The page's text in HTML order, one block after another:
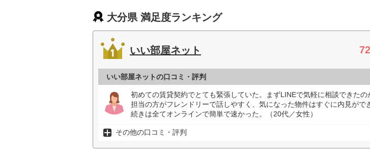
大分県 満足度ランキング
いい部屋ネット 72
いい部屋ネットの口コミ・評判
初めての賃貸契約でとても緊張していた。まずLINEで気軽に相談できたの
担当の方がフレンドリーで話しやすく、気になった物件はすぐに内見がで
続きは全てオンラインで簡単で速かった。（20代／女性）
その他の口コミ・評判